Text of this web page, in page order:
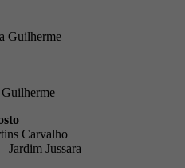
Guilherme
Carvalho
Jardim Jussara